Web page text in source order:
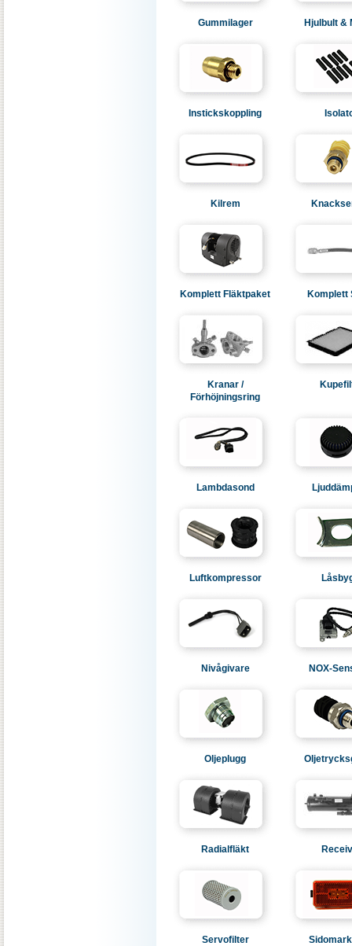
Gummilager Hjulbult &
Instickskoppling
Kilrem
Komplett Fläktpaket Komplett
Kranar /
Förhöjningsring
Lambdasond
Luftkompressor
Nivågivare NOX-
Oljeplugg
Radialfläkt
Servofilter